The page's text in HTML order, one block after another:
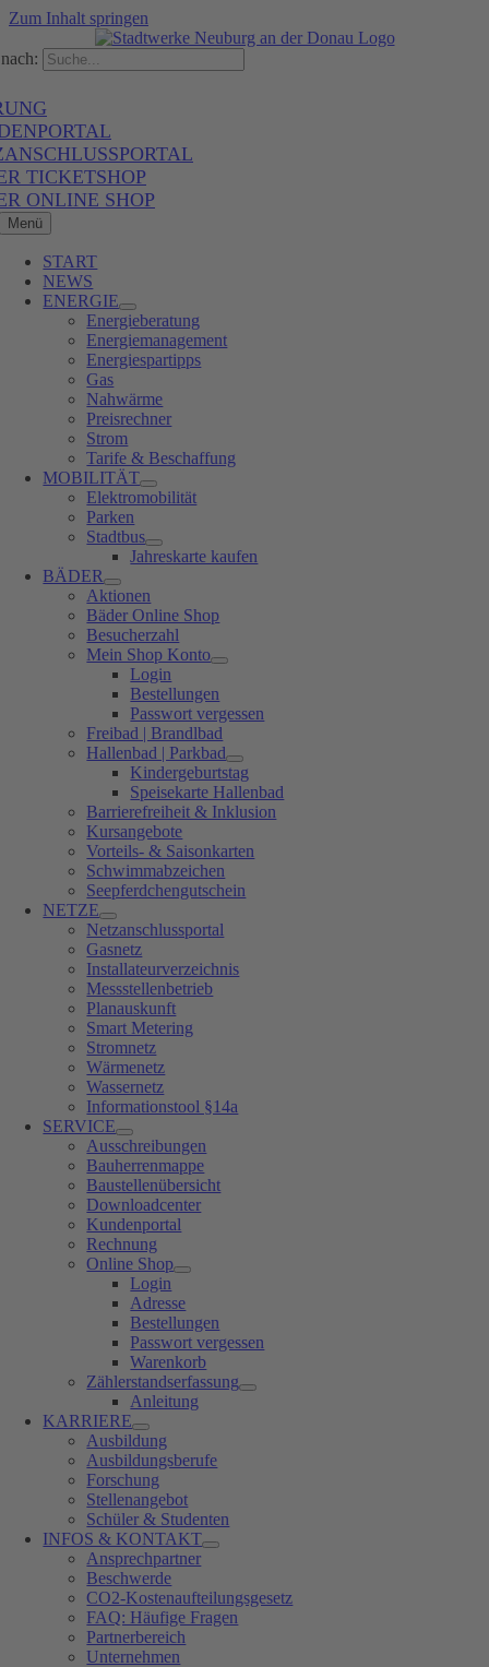
Zum Inhalt springen
TICKETSHOP
ONLINE SHOP
Menü
START
NEWS
ENERGIE
Energieberatung
Energiemanagement
Energiespartipps
Gas
Nahwärme
Preisrechner
Strom
Tarife & Beschaffung
MOBILITÄT
Elektromobilität
Parken
Stadtbus
Jahreskarte kaufen
BÄDER
Aktionen
Bäder Online Shop
Besucherzahl
Mein Shop Konto
Login
Bestellungen
Passwort vergessen
Freibad | Brandlbad
Hallenbad | Parkbad
Kindergeburtstag
Speisekarte Hallenbad
Barrierefreiheit & Inklusion
Kursangebote
Vorteils- & Saisonkarten
Schwimmabzeichen
Seepferdchengutschein
NETZE
Netzanschlussportal
Gasnetz
Installateurverzeichnis
Messstellenbetrieb
Planauskunft
Smart Metering
Stromnetz
Wärmenetz
Wassernetz
Informationstool §14a
SERVICE
Ausschreibungen
Bauherrenmappe
Baustellenübersicht
Downloadcenter
Kundenportal
Rechnung
Online Shop
Login
Adresse
Bestellungen
Passwort vergessen
Warenkorb
Zählerstandserfassung
Anleitung
KARRIERE
Ausbildung
Ausbildungsberufe
Forschung
Stellenangebot
Schüler & Studenten
INFOS & KONTAKT
Ansprechpartner
Beschwerde
CO2-Kostenaufteilungsgesetz
FAQ: Häufige Fragen
Partnerbereich
Unternehmen